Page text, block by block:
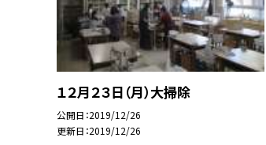
１２月２３日（月）大掃除
公開日 2019/12/26
更新日 2019/12/26